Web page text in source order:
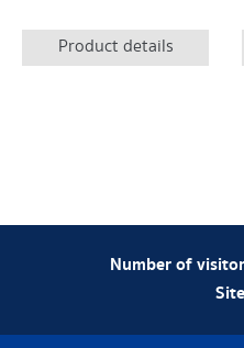
Product details
Number of